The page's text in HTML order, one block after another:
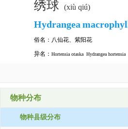
绣球 (xiù qiú)
Hydrangea
俗名： 八仙花、 紫阳花
异名： Hortensia otaska Hydrangea hortensia
物种分布
物种县级分布